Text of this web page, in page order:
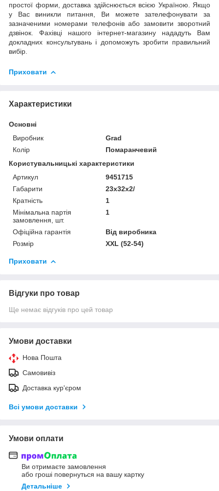
простої форми, доставка здійснюється всією Україною. Якщо
у Вас виникли питання, Ви можете зателефонувати за
зазначеними номерами телефонів або замовити зворотний
дзвінок. Фахівці нашого інтернет-магазину нададуть Вам
докладних консультувань і допоможуть зробити правильний
вибір.
Приховати
Характеристики
Основні
Виробник
Grad
Колір
Помаранчевий
Користувальницькі характеристики
Артикул
9451715
Габарити
23x32x2/
Кратність
1
Мінімальна партія
замовлення, шт.
1
Офіційна гарантія
Від виробника
Розмір
XXL (52-54)
Приховати
Відгуки про товар
Ще немає відгуків про цей товар
Умови доставки
Нова Пошта
Самовивіз
Доставка кур'єром
Всі умови доставки
Умови оплати
Ви отримаєте замовлення
або гроші повернуться на вашу картку
Детальніше